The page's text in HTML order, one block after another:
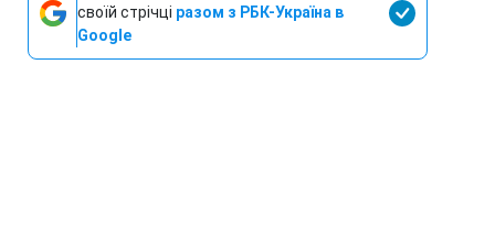
своїй стрічці разом з РБК-Україна в
Google